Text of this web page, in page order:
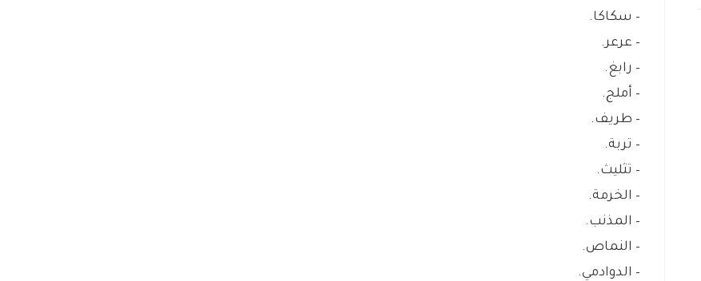
– سكاكا.
– عرعر.
– رابغ.
– أملج.
– طريف.
– تربة.
– تثليث.
– الخرمة.
– المذنب.
– النماص.
– الدوادمي.